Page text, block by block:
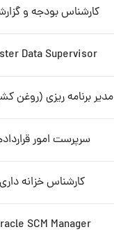
کارشناس بودجه و
Data Supervisor
مدیر برنامه ریزی (روغن
سرپرست امور
کارشناس خزانه داری
SCM Manager